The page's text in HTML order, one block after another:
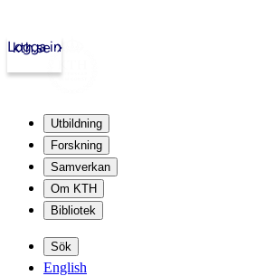
kth.se
Logga in
Utbildning
Forskning
Samverkan
Om KTH
Bibliotek
Sök
English